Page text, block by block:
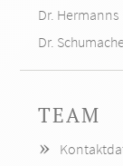
Navigation
überspringen
Dr. Hermanns
Dr.
TEAM